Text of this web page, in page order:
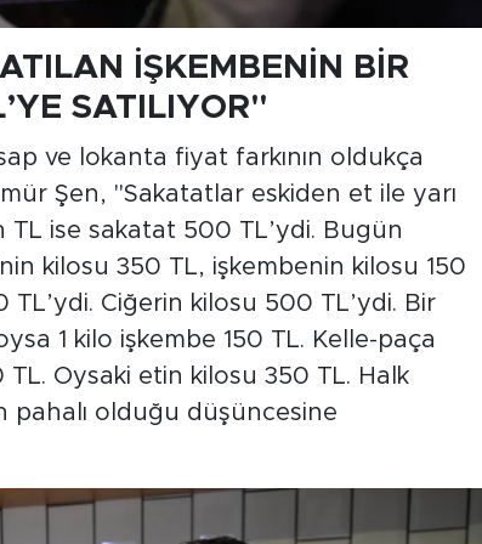
İŞKEMBENİN BİR
SATILIYOR"
ve lokanta fiyat farkının oldukça
Şen, "Sakatatlar eskiden et ile yarı
TL ise sakatat 500 TL’ydi. Bugün
kilosu 350 TL, işkembenin kilosu 150
TL’ydi. Ciğerin kilosu 500 TL’ydi. Bir
1 kilo işkembe 150 TL. Kelle-paça
Oysaki etin kilosu 350 TL. Halk
pahalı olduğu düşüncesine